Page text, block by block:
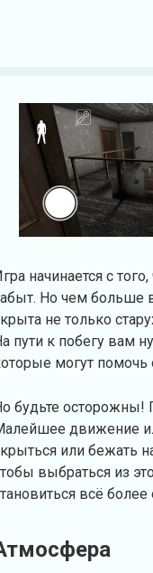
начинается с
Но чем больше
не только
пути к побегу вам
могут
будьте осторожны!
движение
или бежать
выбраться из
всё